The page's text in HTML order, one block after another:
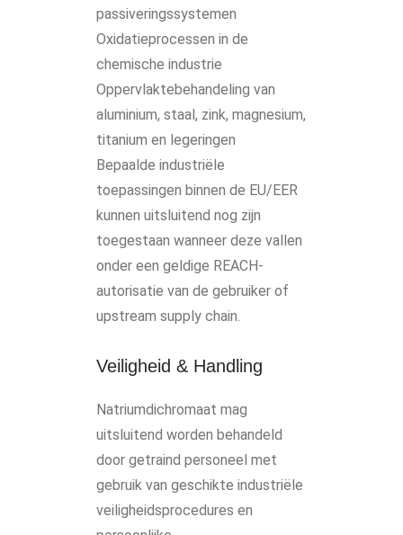
passiveringssystemen
Oxidatieprocessen in de
chemische industrie
Oppervlaktebehandeling van
aluminium, staal, zink, magnesium,
titanium en legeringen
Bepaalde industriële
toepassingen binnen de EU/EER
kunnen uitsluitend nog zijn
toegestaan wanneer deze vallen
onder een geldige REACH-
autorisatie van de gebruiker of
upstream supply chain.
Veiligheid & Handling
Natriumdichromaat mag
uitsluitend worden behandeld
door getraind personeel met
gebruik van geschikte industriële
veiligheidsprocedures en